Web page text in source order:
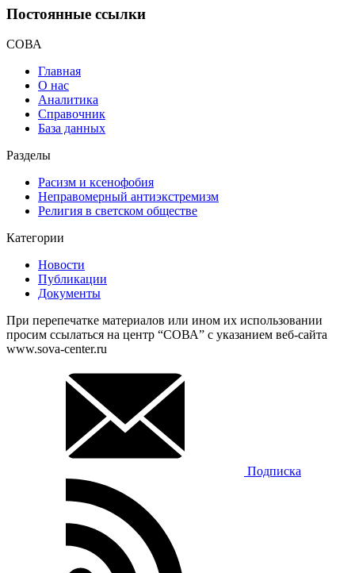
Постоянные ссылки
СОВА
Главная
О нас
Аналитика
Справочник
База данных
Разделы
Расизм и ксенофобия
Неправомерный антиэкстремизм
Религия в светском обществе
Категории
Новости
Публикации
Документы
При перепечатке материалов или ином их использовании
просим ссылаться на центр “СОВА” с указанием веб-сайта
www.sova-center.ru
Подписка